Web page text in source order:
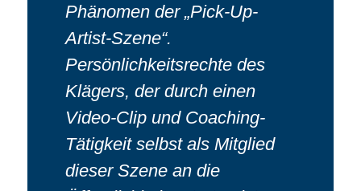
Phänomen der „Pick-Up-
Artist-Szene“.
Persönlichkeitsrechte des
Klägers, der durch einen
Video-Clip und Coaching-
Tätigkeit selbst als Mitglied
dieser Szene an die